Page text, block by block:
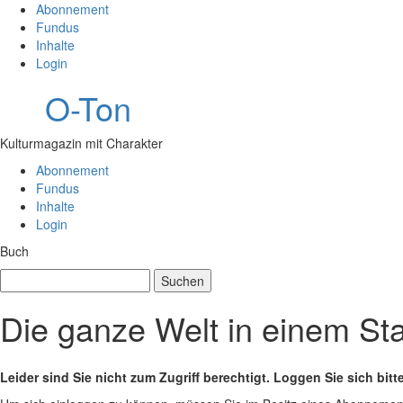
Abonnement
Fundus
Inhalte
Login
O-Ton
Kulturmagazin mit Charakter
Abonnement
Fundus
Inhalte
Login
Buch
nach:
Die ganze Welt in einem
Leider sind Sie nicht zum Zugriff berechtigt. Loggen Sie sich